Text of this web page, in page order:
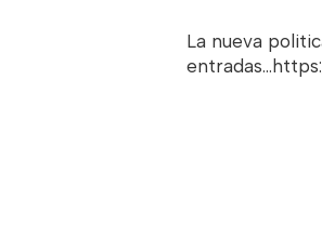
La nueva